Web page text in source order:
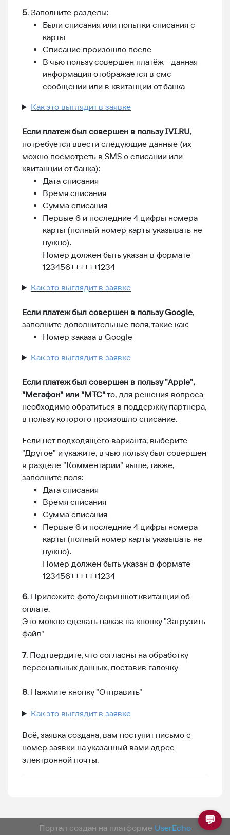
💬
5. Заполните разделы:
Были списания или попытки списания с
карты
Списание произошло после
В чью пользу совершен платёж - данная
информация отображается в смс
сообщении или в квитанции от банка
Как это выглядит в заявке
Если платеж был совершен в пользу IVI.RU,
потребуется ввести следующие данные (их
можно посмотреть в SMS о списании или
квитанции от банка):
Дата списания
Время списания
Сумма списания
Первые 6 и последние 4 цифры номера
карты (полный номер карты указывать не
нужно).
Номер должен быть указан в формате
123456++++++1234
Как это выглядит в заявке
Если платеж был совершен в пользу Google,
заполните дополнительные поля, такие как:
Номер заказа в Google
Как это выглядит в заявке
Если платеж был совершен в пользу "Apple",
"Мегафон" или "МТС"то, для решения вопроса
необходимо обратиться в поддержку партнера,
в пользу которого произошло списание.
Если нет подходящего варианта, выберите
"Другое" и укажите, в чью пользу был совершен
в разделе "Комментарии" выше, также,
заполните поля:
Дата списания
Время списания
Сумма списания
Первые 6 и последние 4 цифры номера
карты (полный номер карты указывать не
нужно).
Номер должен быть указан в формате
123456++++++1234
6. Приложите фото/скриншот квитанции об
оплате.
Это можно сделать нажав на кнопку "Загрузить
файл"
7. Подтвердите, что согласны на обработку
персональных данных, поставив галочку
8. Нажмите кнопку "Отправить"
Как это выглядит в заявке
Всё, заявка создана, вам поступит письмо с
номер заявки на указанный вами адрес
электронной почты.
Портал создан на платформе UserEcho